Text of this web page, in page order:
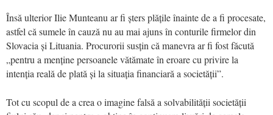
Însă ulterior Ilie Munteanu ar fi șters plățile înainte de a fi procesate,
astfel că sumele în cauză nu au mai ajuns în conturile firmelor din
Slovacia și Lituania. Procurorii susțin că manevra ar fi fost făcută
„pentru a menține persoanele vătămate în eroare cu privire la
intenția reală de plată și la situația financiară a societății”.
Tot cu scopul de a crea o imagine falsă a solvabilității societății